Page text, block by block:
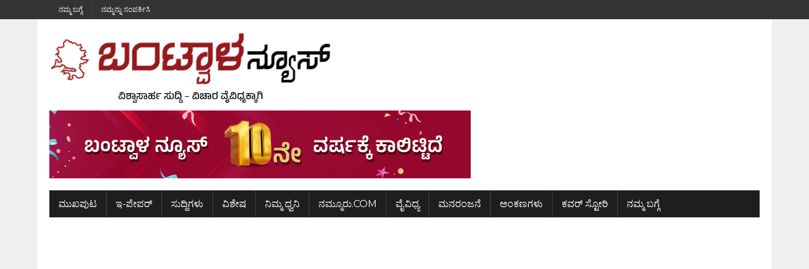
ನಮ್ಮ ಬಗ್ಗೆ ನಮ್ಮನ್ನು ಸಂಪರ್ಕಿಸಿ
ಮುಖಪುಟ ಇ-ಪೇಪರ್ ಸುದ್ದಿಗಳು ವಿಶೇಷ ನಿಮ್ಮ ಧ್ವನಿ ನಮ್ಮೂರು.COM ವೈವಿಧ್ಯ ಮನರಂಜನೆ ಅಂಕಣಗಳು ಕವರ್ ಸ್ಟೋರಿ ನಮ್ಮ ಬಗ್ಗೆ